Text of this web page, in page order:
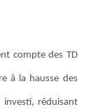
compte des TD
à la hausse des
investi, réduisant